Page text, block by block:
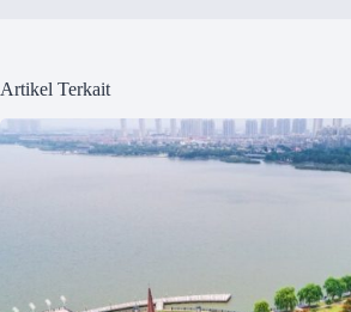
Artikel Terkait